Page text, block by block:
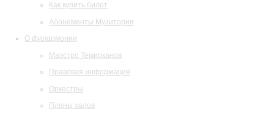
Как купить билет
Абонементы Музитория
О филармонии
Маэстро Темирканов
Правовая информация
Оркестры
Планы залов